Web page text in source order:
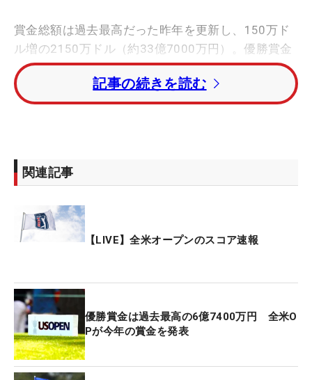
賞金総額は過去最高だった昨年を更新し、150万ド
ル増の2150万ドル（約33億7000万円）。優勝賞金
も100万ドル増え、430万ドル（約6億7500万円）
となる。
も67万491ドル（1億600万円）で、ここまでが“億
超え”となる。
決勝ラウンド進出者のうち最下位の71位で3万8678
ドル（約600万円）を獲得。予選落ちした69人のプ
笹生優花が制した今年の「全米女子オープン」も賞
金総額は過去最高を更新。100万ドル増の総額1200
万ドル（約18億8500万円）で、笹生は240万ドル
（約3億7000万円）を獲得。2位の渋野日向子は129
万6000ドル（約2億300万円）を手にした。
記事の続きを読む
関連記事
【LIVE】全米オープンのスコア速報
優勝賞金は過去最高の6億7400万円 全米O
Pが今年の賞金を発表